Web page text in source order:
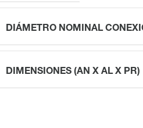
DIÁMETRO NOMINAL
DIMENSIONES (AN X AL X PR)